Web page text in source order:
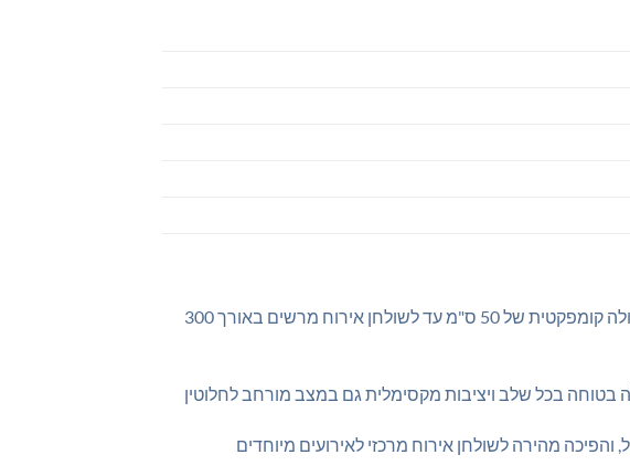
– מנגנון פתיחה רב-שלבי מתקדם המאפשר הגדלה מקונסולה קומפקטית של 50 ס"מ עד לשולחן אירוח מרשים באורך 300
והפיכה מהירה לשולחן אירוח מרכזי לאירועים מיוחדים